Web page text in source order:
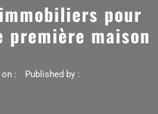
pour
première maison
: Published by :